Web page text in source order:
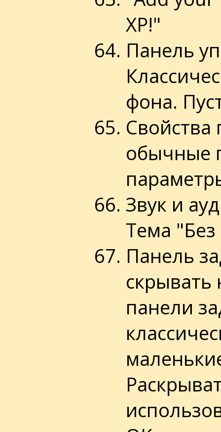
XP!"
Панель
фона.
Свойства
обычные
Звук и
Тема
Панель
скрывать
панели